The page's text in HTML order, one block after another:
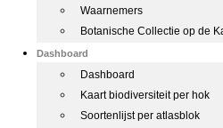
Waarnemers
Botanische Collectie op de
Dashboard
Dashboard
Kaart biodiversiteit per hok
Soortenlijst per atlasblok